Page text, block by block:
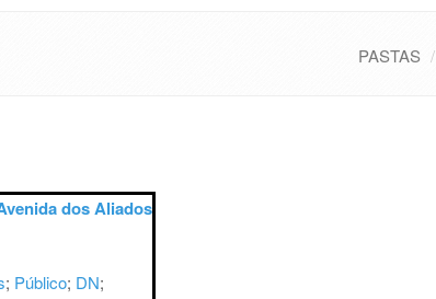
PASTAS
dos Aliados
; Público; DN;